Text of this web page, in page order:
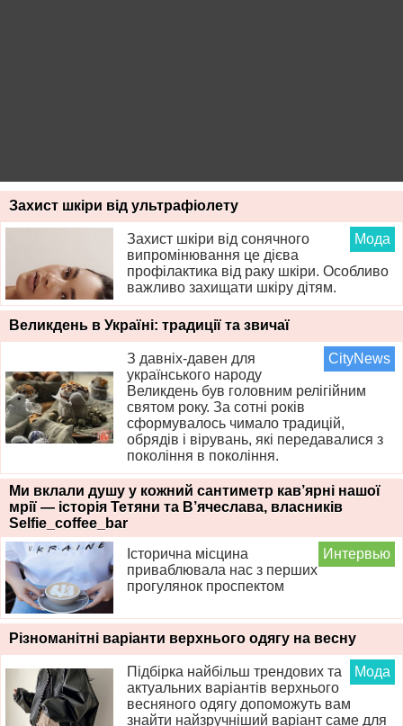
Захист шкіри від ультрафіолету
Мода
Захист шкіри від сонячного
випромінювання це дієва
профілактика від раку шкіри. Особливо
важливо захищати шкіру дітям.
Великдень в Україні: традиції та звичаї
CityNews
З давніх-давен для
українського народу
Великдень був головним релігійним
святом року. За сотні років
сформувалось чимало традицій,
обрядів і вірувань, які передавалися з
покоління в покоління.
Ми вклали душу у кожний сантиметр кав’ярні нашої
мрії — історія Тетяни та В’ячеслава, власників
Selfie_coffee_bar
Интервью
Історична місцина
приваблювала нас з перших
прогулянок проспектом
Різноманітні варіанти верхнього одягу на весну
Мода
Підбірка найбільш трендових та
актуальних варіантів верхнього
весняного одягу допоможуть вам
знайти найзручніший варіант саме для